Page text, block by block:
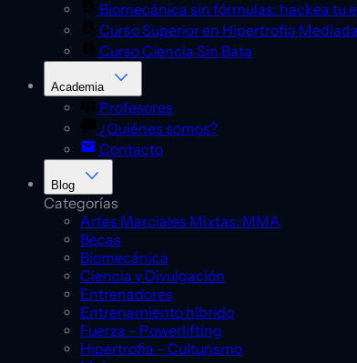
Biomecánica sin fórmulas: hackea tu
Curso Superior en Hipertrofia
Curso Ciencia Sin Bata
Academia
Profesores
¿Quiénes somos?
Contacto
Blog
Categorías
Artes Marciales Mixtas: MMA
Becas
Biomecánica
Ciencia y Divulgación
Entrenadores
Entrenamiento híbrido
Fuerza – Powerlifting
Hipertrofia – Culturismo